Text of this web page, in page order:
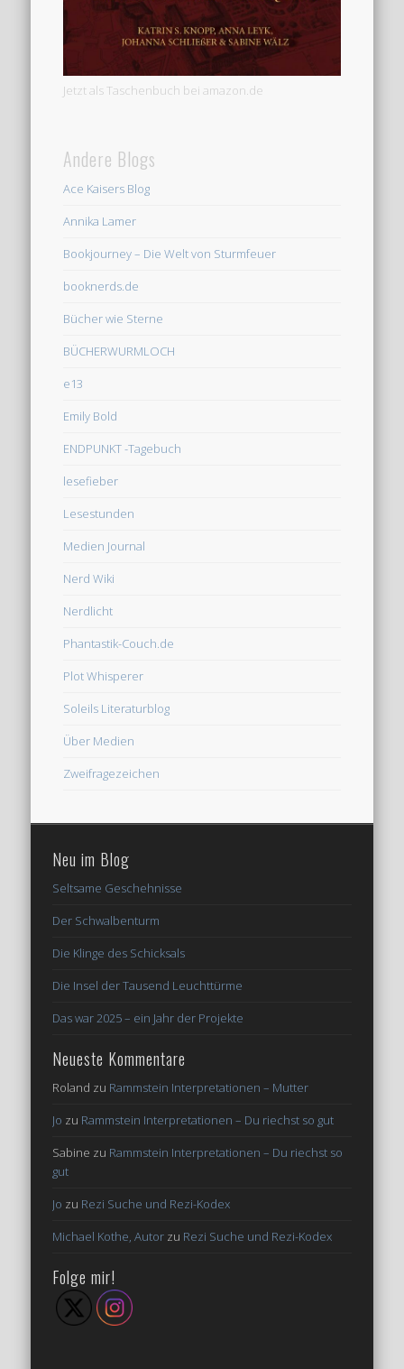
Jetzt als Taschenbuch bei amazon.de
Andere Blogs
Ace Kaisers Blog
Annika Lamer
Bookjourney – Die Welt von Sturmfeuer
booknerds.de
Bücher wie Sterne
BÜCHERWURMLOCH
e13
Emily Bold
ENDPUNKT -Tagebuch
lesefieber
Lesestunden
Medien Journal
Nerd Wiki
Nerdlicht
Phantastik-Couch.de
Plot Whisperer
Soleils Literaturblog
Über Medien
Zweifragezeichen
Neu im Blog
Seltsame Geschehnisse
Der Schwalbenturm
Die Klinge des Schicksals
Die Insel der Tausend Leuchttürme
Das war 2025 – ein Jahr der Projekte
Neueste Kommentare
Roland zu Rammstein Interpretationen – Mutter
Jo zu Rammstein Interpretationen – Du riechst so gut
Sabine zu Rammstein Interpretationen – Du riechst so
gut
Jo zu Rezi Suche und Rezi-Kodex
Michael Kothe, Autor zu Rezi Suche und Rezi-Kodex
Folge mir!